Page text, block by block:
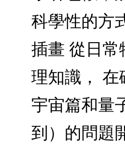
科學性的方
插畫 從日常
理知識， 在
宇宙篇和量
到）的問題